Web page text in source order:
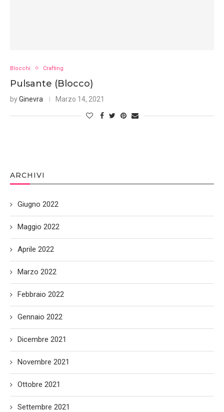
Blocchi Crafting
Pulsante (Blocco)
byGinevra Marzo 14, 2021
ARCHIVI
Giugno 2022
Maggio 2022
Aprile 2022
Marzo 2022
Febbraio 2022
Gennaio 2022
Dicembre 2021
Novembre 2021
Ottobre 2021
Settembre 2021